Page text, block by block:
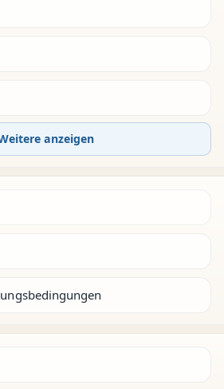
anzeigen